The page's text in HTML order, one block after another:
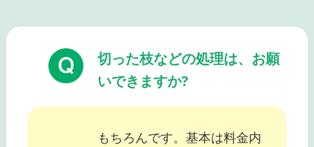
切った枝などの処理は、お願
いできますか?
もちろんです。基本は料金内